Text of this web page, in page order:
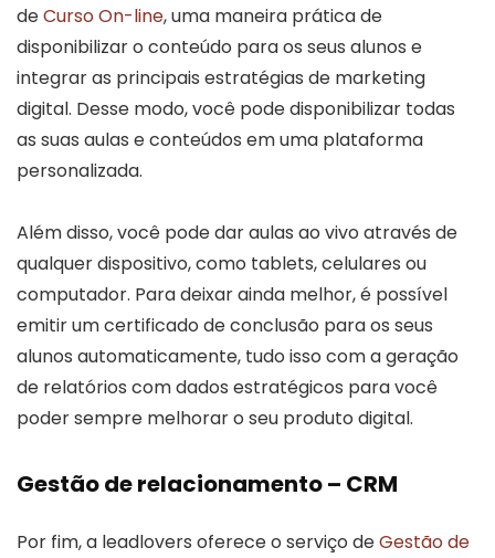
deCurso On-line, uma maneira prática de
disponibilizar o conteúdo para os seus alunos e
integrar as principais estratégias de marketing
digital. Desse modo, você pode disponibilizar todas
as suas aulas e conteúdos em uma plataforma
personalizada.
Além disso, você pode dar aulas ao vivo através de
qualquer dispositivo, como tablets, celulares ou
computador. Para deixar ainda melhor, é possível
emitir um certificado de conclusão para os seus
alunos automaticamente, tudo isso com a geração
de relatórios com dados estratégicos para você
poder sempre melhorar o seu produto digital.
Gestão de relacionamento – CRM
Por fim, a leadlovers oferece o serviço deGestão de